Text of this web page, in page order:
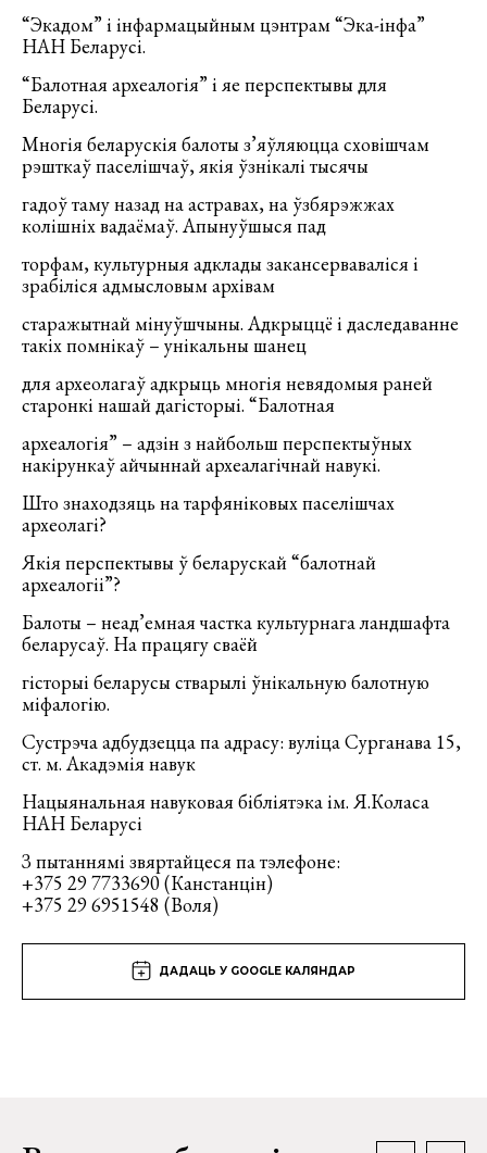
“Экадом” і інфармацыйным цэнтрам “Эка-інфа”
НАН Беларусі.
“Балотная археалогія” і яе перспектывы для
Беларусі.
Многія беларускія балоты з’яўляюцца сховішчам
рэшткаў паселішчаў, якія ўзнікалі тысячы
гадоў таму назад на астравах, на ўзбярэжжах
колішніх вадаёмаў. Апынуўшыся пад
торфам, культурныя адклады закансерваваліся і
зрабіліся адмысловым архівам
старажытнай мінуўшчыны. Адкрыццё і даследаванне
такіх помнікаў – унікальны шанец
для археолагаў адкрыць многія невядомыя раней
старонкі нашай дагісторыі. “Балотная
археалогія” – адзін з найбольш перспектыўных
накірункаў айчыннай археалагічнай навукі.
Што знаходзяць на тарфяніковых паселішчах
археолагі?
Якія перспектывы ў беларускай “балотнай
археалогіі”?
Балоты – неад’емная частка культурнага ландшафта
беларусаў. На працягу сваёй
гісторыі беларусы стварылі ўнікальную балотную
міфалогію.
Сустрэча адбудзецца па адрасу: вуліца Сурганава 15,
ст. м. Акадэмія навук
Нацыянальная навуковая бібліятэка ім. Я.Коласа
НАН Беларусі
З пытаннямі звяртайцеся па тэлефоне:
+375 29 7733690 (Канстанцін)
+375 29 6951548 (Воля)
ДАДАЦЬ У GOOGLE КАЛЯНДАР